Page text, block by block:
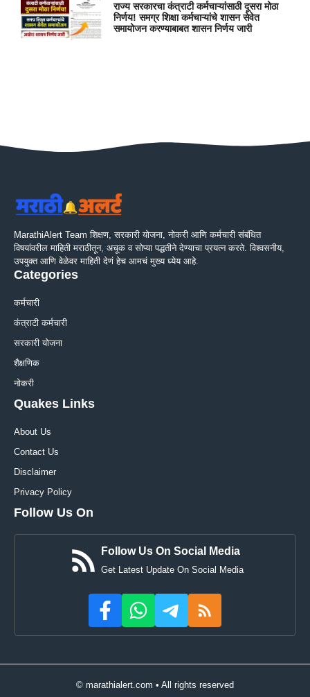
राज्य सरकारचा कंत्राटी कर्मचाऱ्यांसाठी दूसरा मोठा
निर्णय! समग्र शिक्षा कर्मचाऱ्यांचे शासन सेवेत
समायोजन करण्याबाबत शासन निर्णय जारी
MarathiAlert Team शिक्षण, सरकारी योजना, नोकरी आणि कर्मचारी संबंधित
विषयांवरील माहिती मराठीतून, अचूक व सोप्या पद्धतीने देण्याचा प्रयत्न करते. विश्वसनीय,
उपयुक्त आणि वेळेवर माहिती देणं हेच आमचं मुख्य ध्येय आहे.
Categories
कर्मचारी
कंत्राटी कर्मचारी
सरकारी योजना
शैक्षणिक
नोकरी
Quakes Links
About Us
Contact Us
Disclaimer
Privacy Policy
Follow Us On
Follow Us On Social Media
Get Latest Update On Social Media
© marathialert.com • All rights reserved